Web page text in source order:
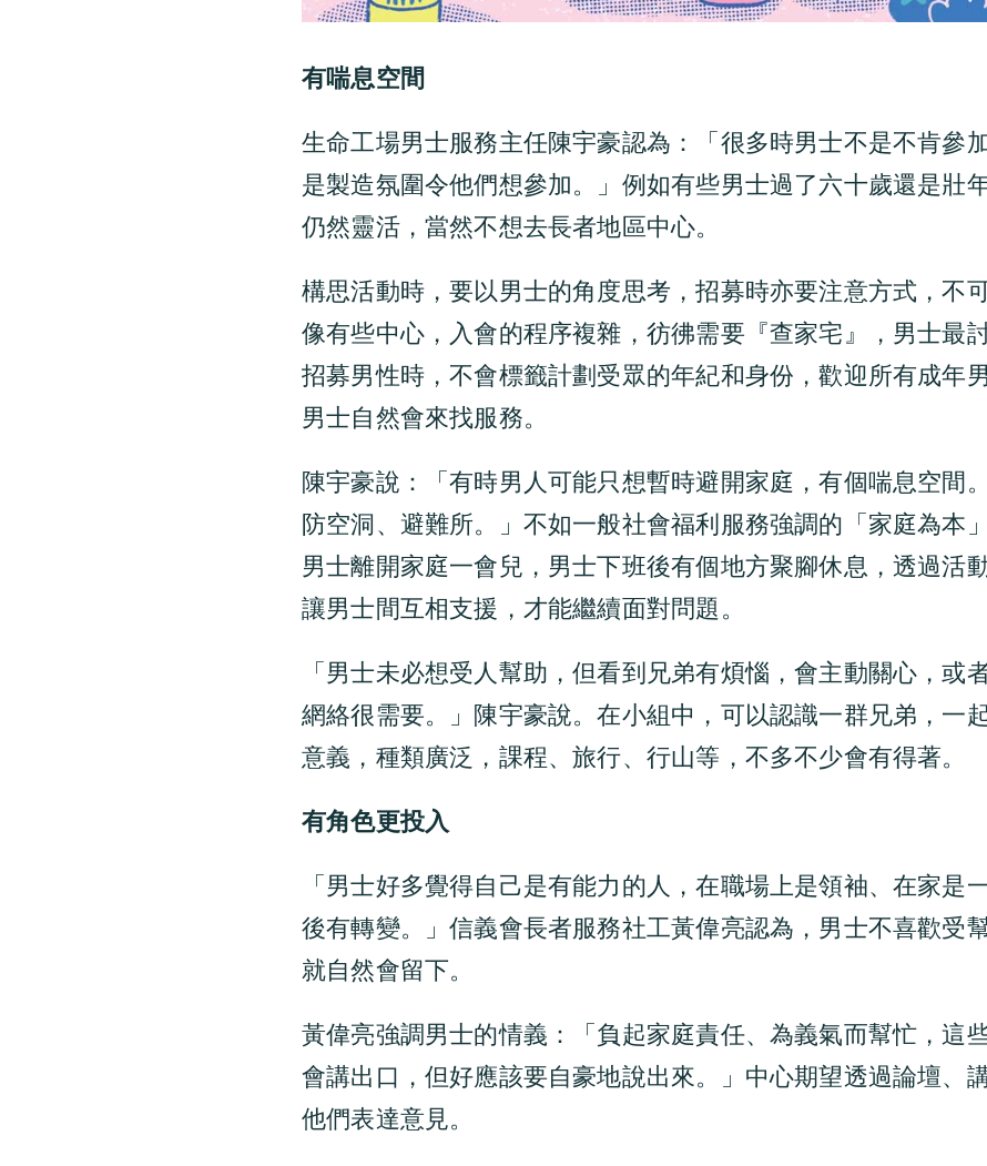
有喘息空間
生命工場男士服務主任陳宇豪認為：「很多時男士不是不肯參
是製造氛圍令他們想參加。」例如有些男士過了六十歲還是壯
仍然靈活，當然不想去長者地區中心。
構思活動時，要以男士的角度思考，招募時亦要注意方式，不
像有些中心，入會的程序複雜，彷彿需要『查家宅』，男士最
招募男性時，不會標籤計劃受眾的年紀和身份，歡迎所有成年
男士自然會來找服務。
陳宇豪說：「有時男人可能只想暫時避開家庭，有個喘息空間
防空洞、避難所。」不如一般社會福利服務強調的「家庭為本
男士離開家庭一會兒，男士下班後有個地方聚腳休息，透過活
讓男士間互相支援，才能繼續面對問題。
「男士未必想受人幫助，但看到兄弟有煩惱，會主動關心，或
網絡很需要。」陳宇豪說。在小組中，可以認識一群兄弟，一
意義，種類廣泛，課程、旅行、行山等，不多不少會有得著。
有角色更投入
「男士好多覺得自己是有能力的人，在職場上是領袖、在家是
後有轉變。」信義會長者服務社工黃偉亮認為，男士不喜歡受
就自然會留下。
黃偉亮強調男士的情義：「負起家庭責任、為義氣而幫忙，這
會講出口，但好應該要自豪地說出來。」中心期望透過論壇、
他們表達意見。